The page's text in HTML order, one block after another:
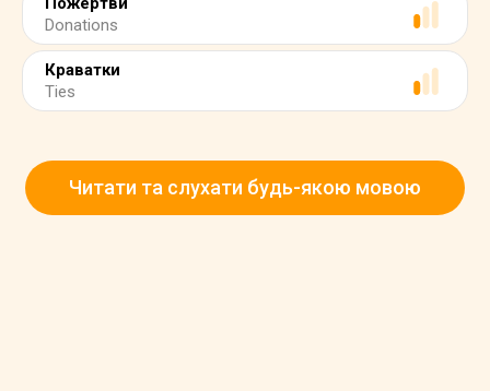
Donations
Краватки
Ties
Читати та слухати будь-якою мовою